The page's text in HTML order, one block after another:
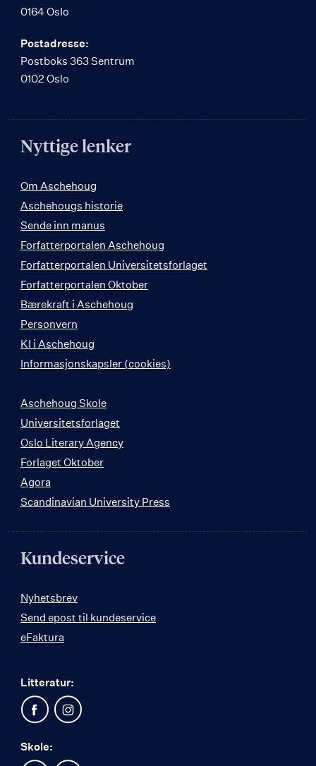
0164 Oslo
Postadresse:
Postboks 363 Sentrum
0102 Oslo
Nyttige lenker
Om Aschehoug
Aschehougs historie
Sende inn manus
Forfatterportalen Aschehoug
Forfatterportalen Universitetsforlaget
Forfatterportalen Oktober
Bærekraft i Aschehoug
Personvern
KI i Aschehoug
Informasjonskapsler (cookies)
Aschehoug Skole
Universitetsforlaget
Oslo Literary Agency
Forlaget Oktober
Agora
Scandinavian University Press
Kundeservice
Nyhetsbrev
Send epost til kundeservice
eFaktura
Litteratur:
Skole: